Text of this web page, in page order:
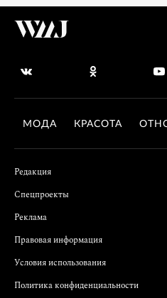
МОДА КРАСОТА
Редакция
Спецпроекты
Реклама
Правовая информация
Условия использования
Политика конфиденциальности